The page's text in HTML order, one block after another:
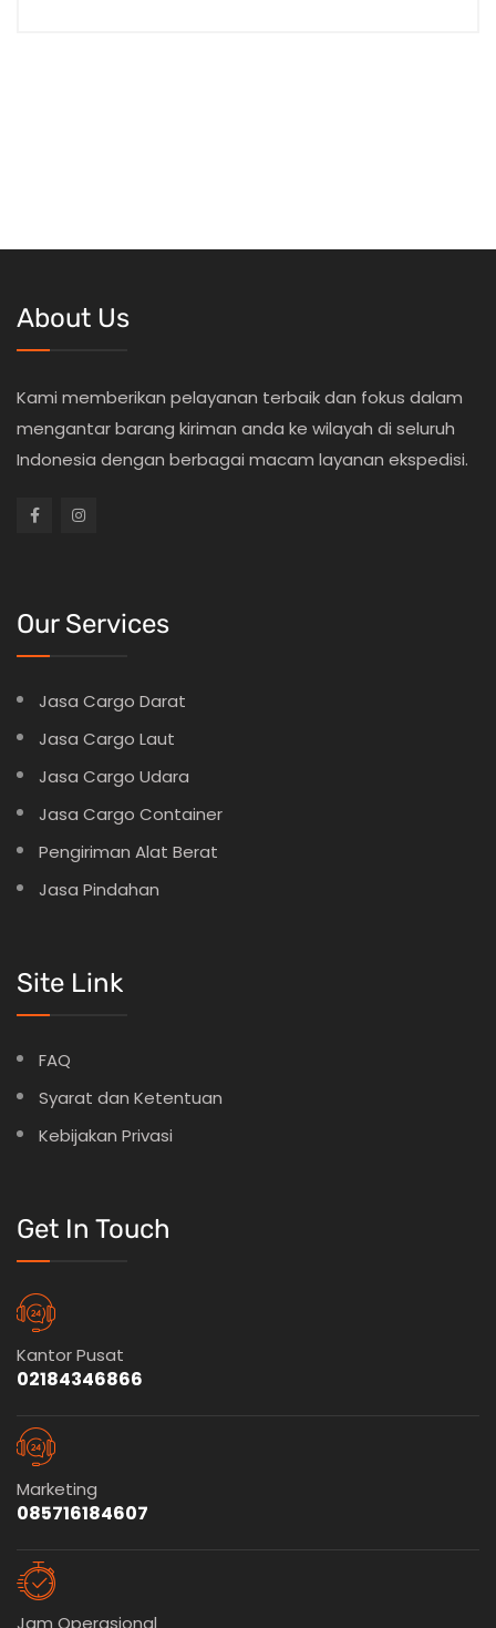
About Us
Kami memberikan pelayanan terbaik dan fokus dalam
mengantar barang kiriman anda ke wilayah di seluruh
Indonesia dengan berbagai macam layanan ekspedisi.
Our Services
Jasa Cargo Darat
Jasa Cargo Laut
Jasa Cargo Udara
Jasa Cargo Container
Pengiriman Alat Berat
Jasa Pindahan
Site Link
FAQ
Syarat dan Ketentuan
Kebijakan Privasi
Get In Touch
Kantor Pusat
02184346866
Marketing
085716184607